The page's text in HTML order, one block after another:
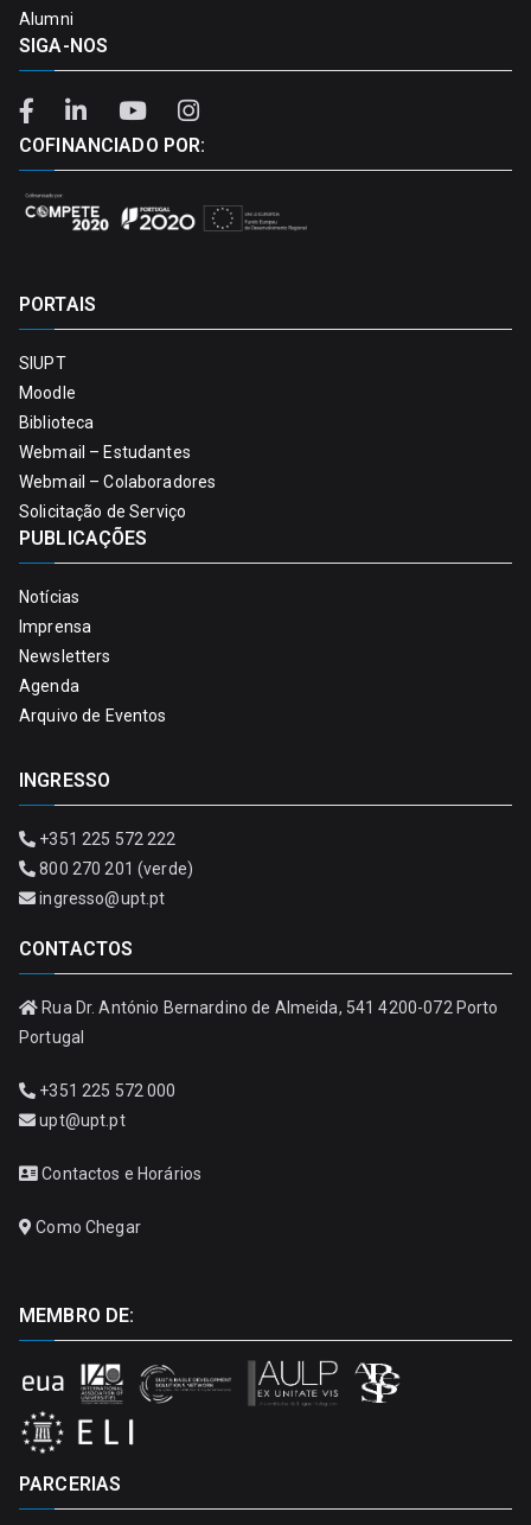
Alumni
SIGA-NOS
COFINANCIADO POR:
PORTAIS
SIUPT
Moodle
Biblioteca
Webmail – Estudantes
Webmail – Colaboradores
Solicitação de Serviço
PUBLICAÇÕES
Notícias
Imprensa
Newsletters
Agenda
Arquivo de Eventos
INGRESSO
+351 225 572 222
800 270 201 (verde)
ingresso@upt.pt
CONTACTOS
Rua Dr. António Bernardino de Almeida, 541 4200-072 Porto
Portugal
+351 225 572 000
upt@upt.pt
Contactos e Horários
Como Chegar
MEMBRO DE:
PARCERIAS